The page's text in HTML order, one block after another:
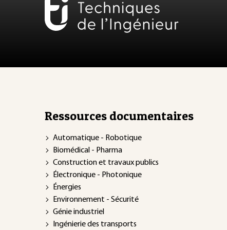
Ressources documentaires
Automatique - Robotique
Biomédical - Pharma
Construction et travaux publics
Électronique - Photonique
Énergies
Environnement - Sécurité
Génie industriel
Ingénierie des transports